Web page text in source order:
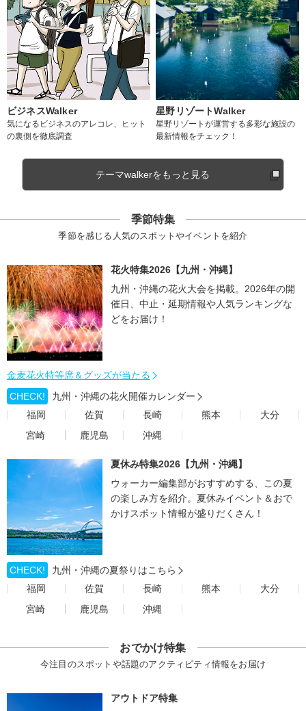
ビジネスWalker
気になるビジネスのアレコレ、ヒット
の裏側を徹底調査
星野リゾートWalker
星野リゾートが運営する多彩な施設の
最新情報をチェック！
テーマwalkerをもっと見る
季節特集
季節を感じる人気のスポットやイベントを紹介
花火特集2026【九州・沖縄】
九州・沖縄の花火大会を掲載。2026年の開
催日、中止・延期情報や人気ランキングな
どをお届け！
金麦花火特等席＆グッズが当たる
CHECK!
九州・沖縄の花火開催カレンダー
福岡
佐賀 長崎 熊本
大分
宮崎
鹿児島 沖縄
夏休み特集2026【九州・沖縄】
ウォーカー編集部がおすすめする、この夏
の楽しみ方を紹介。夏休みイベント＆おで
かけスポット情報が盛りだくさん！
CHECK!
九州・沖縄の夏祭りはこちら
福岡
佐賀 長崎 熊本
大分
宮崎
鹿児島 沖縄
おでかけ特集
今注目のスポットや話題のアクティビティ情報をお届け
アウトドア特集